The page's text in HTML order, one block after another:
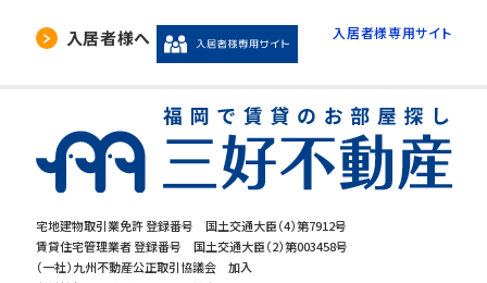
宅地建物取引業免許 登録番号 国土交通大臣（4）第7912号
賃貸住宅管理業者 登録番号 国土交通大臣（2）第003458号
（一社）九州不動産公正取引協議会 加入
入居者様へ 入居者様専用サイト